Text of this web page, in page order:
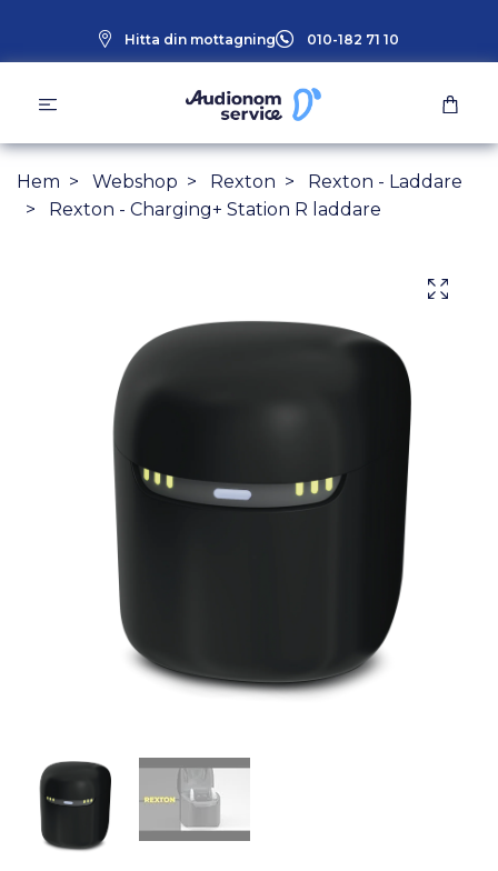
Hitta din mottagning 010-182 71 10
Hem Webshop Rexton
Rexton - Laddare
Rexton - Charging+ Station R laddare